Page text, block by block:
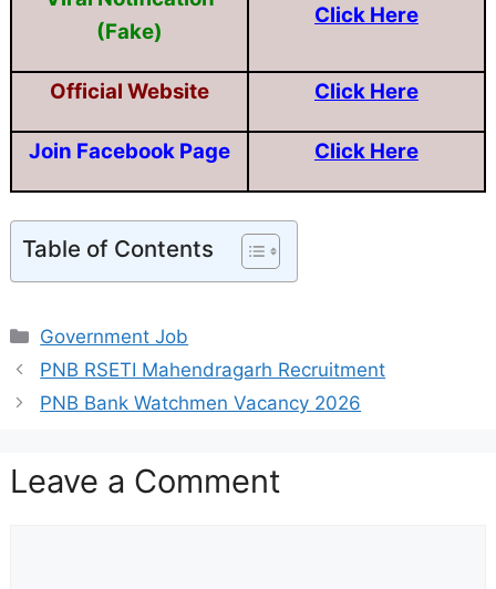
(Fake)
Click Here
Official Website Click Here
Join Facebook Page Click Here
Table of Contents
Categories
Government Job
PNB RSETI Mahendragarh Recruitment
PNB Bank Watchmen Vacancy 2026
Leave a Comment